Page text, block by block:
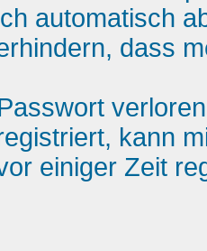
automatisch
dass
kann
einiger Zeit